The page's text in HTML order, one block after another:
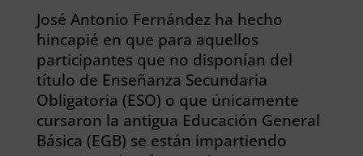
José Antonio Fernández ha hecho
hincapié en que para aquellos
participantes que no disponían del
título de Enseñanza Secundaria
Obligatoria (ESO) o que únicamente
cursaron la antigua Educación General
Básica (EGB) se están impartiendo